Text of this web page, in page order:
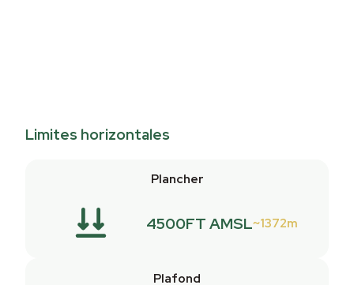
Limites horizontales
Plancher
4500FT AMSL 1372m
Plafond